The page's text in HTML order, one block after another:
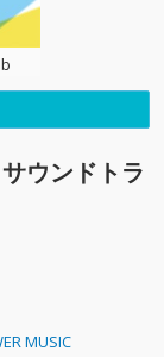
ウンドトラ
MUSIC